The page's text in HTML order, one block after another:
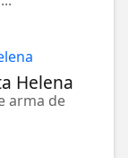
Helena
arma de